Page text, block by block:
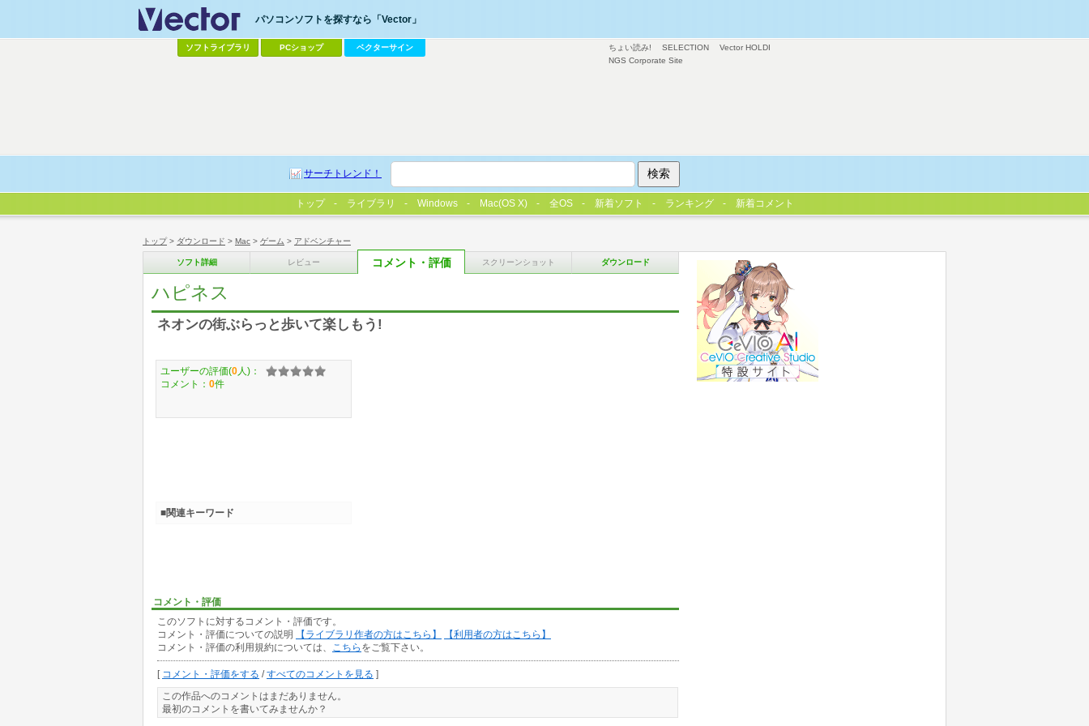
トップ> ダウンロード > Mac > ゲーム > アドベンチャー
ソフト詳細 レビュー コメント・評価 スクリーンショット ダウンロード
ハピネス
ネオンの街ぶらっと歩いて楽しもう!
コメント・評価
このソフトに対するコメント・評価です。
コメント・評価についての説明
【ライブラリ作者の方はこちら】
【利用者の方はこちら】
コメント・評価の利用規約については、
こちら をご覧下さい。
[ コメント・評価をする /すべてのコメントを見る ]
この作品へのコメントはまだありません。
最初のコメントを書いてみませんか？
ユーザーの評価(0 人)：
コメント： 0件
■関連キーワード
ちょい読み! SELECTION
Vector HOLDI
NGS Corporate Site
パソコンソフトを探すなら「Vector」
ソフトライブラリ PCショップ ベクターサイン
サーチトレンド！
トップ ライブラリ Windows Mac(OS X) 全OS 新着ソフト ランキング 新着コメント